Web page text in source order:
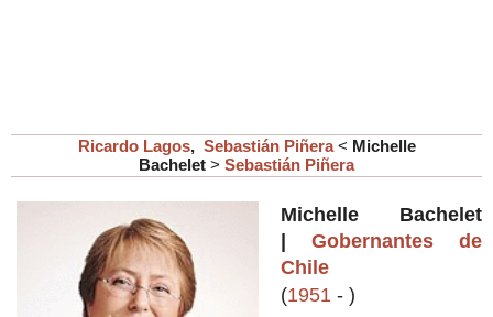
Ricardo Lagos, Sebastián Piñera < Michelle
Bachelet > Sebastián Piñera
Michelle Bachelet
Gobernantes de
Chile
(1951 - )